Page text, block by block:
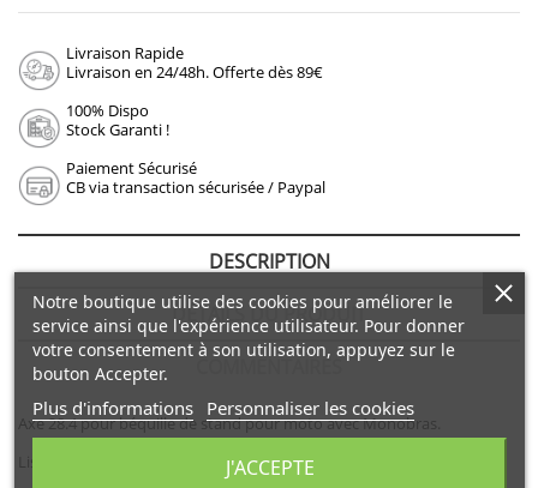
Livraison Rapide
Livraison en 24/48h. Offerte dès 89€
100% Dispo
Stock Garanti !
Paiement Sécurisé
CB via transaction sécurisée / Paypal
DESCRIPTION
DÉTAILS DU PRODUIT
COMMENTAIRES
Axe 28.4 pour béquille de stand pour moto avec Monobras.
Liste des modèles:
Notre boutique utilise des cookies pour améliorer le
service ainsi que l'expérience utilisateur. Pour donner
votre consentement à son utilisation, appuyez sur le
bouton Accepter.
Plus d'informations Personnaliser les cookies
J'ACCEPTE